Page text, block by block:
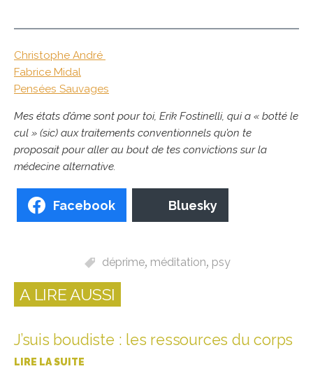
Christophe André
Fabrice Midal
Pensées Sauvages
Mes états d’âme sont pour toi, Erik Fostinelli, qui a « botté le
cul » (sic) aux traitements conventionnels qu’on te
proposait pour aller au bout de tes convictions sur la
médecine alternative.
Facebook Bluesky
déprime, méditation, psy
A LIRE AUSSI
J’suis boudiste : les ressources du corps
LIRE LA SUITE